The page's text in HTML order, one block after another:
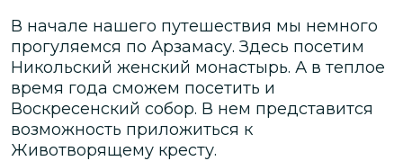
В начале нашего путешествия мы немного
прогуляемся по Арзамасу. Здесь посетим
Никольский женский монастырь. А в теплое
время года сможем посетить и
Воскресенский собор. В нем представится
возможность приложиться к
Животворящему кресту.